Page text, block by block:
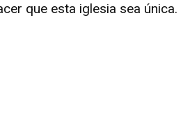
que esta iglesia sea única.